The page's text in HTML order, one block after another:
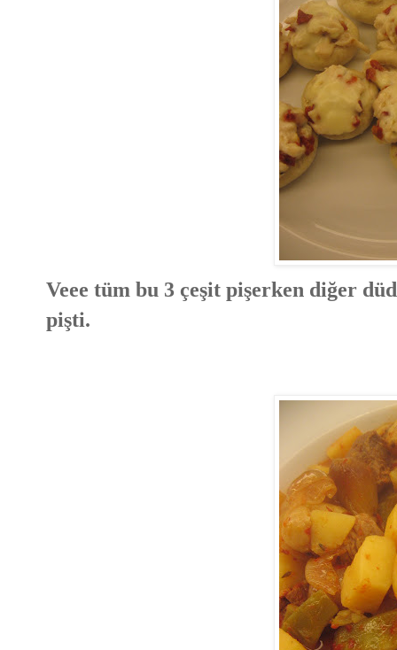
Veee tüm bu 3 çeşit pişerken diğer
pişti.